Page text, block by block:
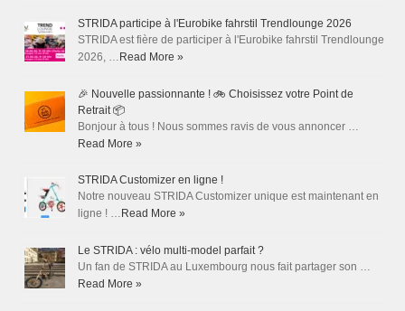
STRIDA participe à l'Eurobike fahrstil Trendlounge 2026
STRIDA est fière de participer à l'Eurobike fahrstil Trendlounge
2026, … Read More »
🎉 Nouvelle passionnante ! 🚲 Choisissez votre Point de
Retrait 📦
Bonjour à tous ! Nous sommes ravis de vous annoncer …
Read More »
STRIDA Customizer en ligne !
Notre nouveau STRIDA Customizer unique est maintenant en
ligne ! … Read More »
Le STRIDA : vélo multi-model parfait ?
Un fan de STRIDA au Luxembourg nous fait partager son …
Read More »